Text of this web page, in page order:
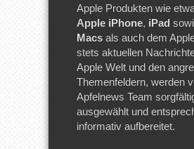
Apple Produkten wie
Apple iPhone, iPad
Macs als auch dem
stets aktuellen
Apple Welt und den
Themenfeldern, werden
Apfelnews Team
ausgewählt und
informativ aufbereitet.